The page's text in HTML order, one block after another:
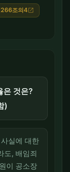
266조의4 open_in_new
은 것은?
)
실에 대한
도, 배임죄
이 공소장